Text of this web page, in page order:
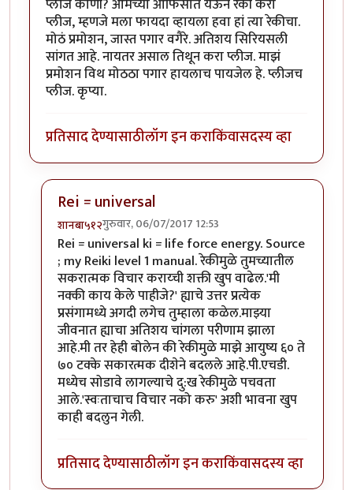
प्लीज, म्हणजे मला फायदा व्हायला हवा हां त्या रेकीचा.
मोठं प्रमोशन, जास्त पगार वगैरे. अतिशय सिरियसली
सांगत आहे. नायतर असाल तिथून करा प्लीज. माझं
प्रमोशन विथ मोठठा पगार हायलाच पायजेल हे. प्लीजच
प्लीज. कृप्या.
प्रतिसाद देण्यासाठीलॉग इन कराकिंवासदस्य व्हा
Rei = universal
शानबा५१२गुरुवार, 06/07/2017 12:53
In reply toरेकी म्हणजे काय? मला ह्याbyयशोधरा
Rei = universal ki = life force energy. Source
; my Reiki level 1 manual. रेकीमुळे तुमच्यातील
सकरात्मक विचार कराय्ची शक्ती खुप वाढेल.'मी
नक्की काय केले पाहीजे?' ह्याचे उत्तर प्रत्येक
प्रसंगामध्ये अगदी लगेच तुम्हाला कळेल.माझ्या
जीवनात ह्याचा अतिशय चांगला परीणाम झाला
आहे.मी तर हेही बोलेन की रेकीमुळे माझे आयुष्य ६० ते
७० टक्के सकारत्मक दीशेने बदलले आहे.पी.एचडी.
मध्येच सोडावे लागल्याचे दु:ख रेकीमुळे पचवता
आले.'स्वःताचाच विचार नको करु' अशी भावना खुप
काही बदलुन गेली.
प्रतिसाद देण्यासाठीलॉग इन कराकिंवासदस्य व्हा